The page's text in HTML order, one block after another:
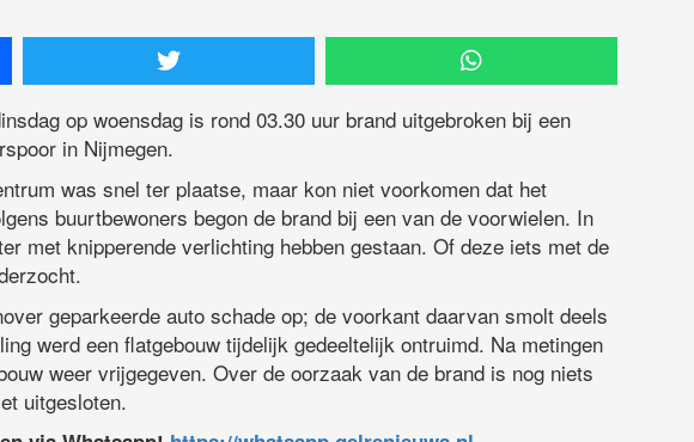
op woensdag is rond 03.30 uur brand uitgebroken bij een
in Nijmegen.
was snel ter plaatse, maar kon niet voorkomen dat het
buurtbewoners begon de brand bij een van de voorwielen. In
met knipperende verlichting hebben gestaan. Of deze iets met de
geparkeerde auto schade op; de voorkant daarvan smolt deels
werd een flatgebouw tijdelijk gedeeltelijk ontruimd. Na metingen
weer vrijgegeven. Over de oorzaak van de brand is nog niets
uitgesloten.